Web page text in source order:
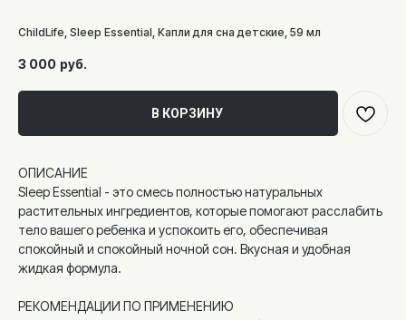
ChildLife, Sleep Essential, Капли для сна детские, 59 мл
3 000 руб.
В КОРЗИНУ
ОПИСАНИЕ
Sleep Essential - это смесь полностью натуральных
растительных ингредиентов, которые помогают расслабить
тело вашего ребенка и успокоить его, обеспечивая
спокойный и спокойный ночной сон. Вкусная и удобная
жидкая формула.
РЕКОМЕНДАЦИИ ПО ПРИМЕНЕНИЮ